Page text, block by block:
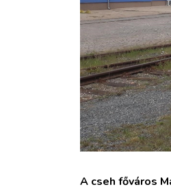
WEBSHOP
BELÉPÉS
REGISZTRÁCIÓ
A cseh főváros